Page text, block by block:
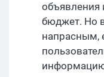
объявления
бюджет. Но
напрасным,